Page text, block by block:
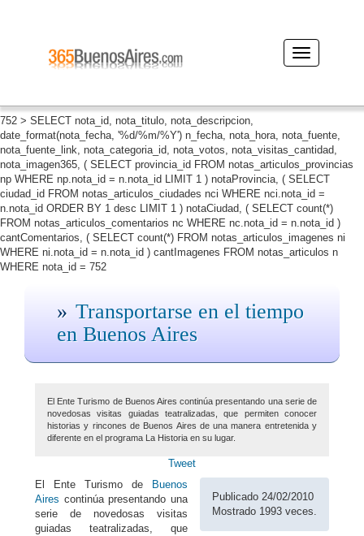
752 > SELECT nota_id, nota_titulo, nota_descripcion,
date_format(nota_fecha, '%d/%m/%Y') n_fecha, nota_hora, nota_fuente,
nota_fuente_link, nota_categoria_id, nota_votos, nota_visitas_cantidad,
nota_imagen365, ( SELECT provincia_id FROM notas_articulos_provincias
np WHERE np.nota_id = n.nota_id LIMIT 1 ) notaProvincia, ( SELECT
ciudad_id FROM notas_articulos_ciudades nci WHERE nci.nota_id =
n.nota_id ORDER BY 1 desc LIMIT 1 ) notaCiudad, ( SELECT count(*)
FROM notas_articulos_comentarios nc WHERE nc.nota_id = n.nota_id )
cantComentarios, ( SELECT count(*) FROM notas_articulos_imagenes ni
WHERE ni.nota_id = n.nota_id ) cantImagenes FROM notas_articulos n
WHERE nota_id = 752
Desplegar
navegación
Transportarse en el tiempo
en Buenos Aires
El Ente Turismo de Buenos Aires continúa presentando una serie de
novedosas visitas guiadas teatralizadas, que permiten conocer
historias y rincones de Buenos Aires de una manera entretenida y
diferente en el programa La Historia en su lugar.
Tweet
Publicado 24/02/2010
Mostrado 1993 veces.
El Ente Turismo de
Buenos
Aires continúa presentando una
serie de novedosas visitas
guiadas teatralizadas, que